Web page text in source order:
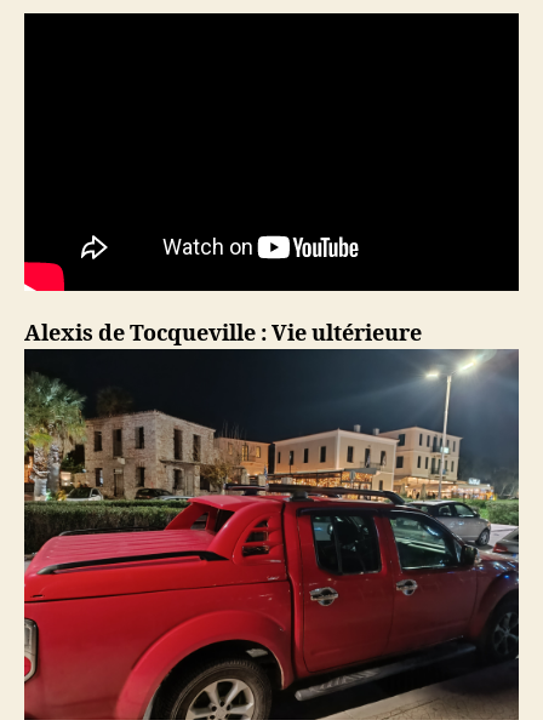
Alexis de Tocqueville : Vie ultérieure